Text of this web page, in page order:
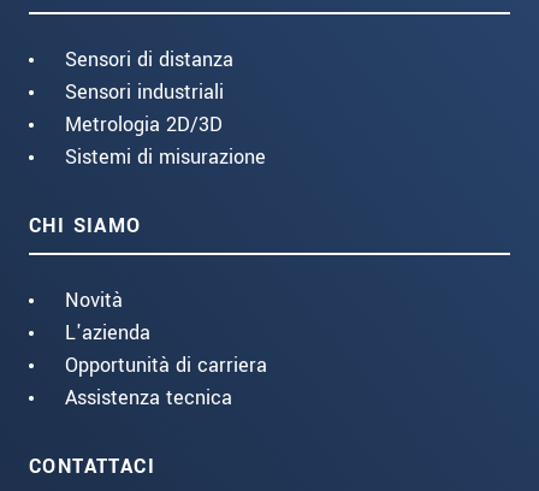
Sensori di distanza
Sensori industriali
Metrologia 2D/3D
Sistemi di misurazione
CHI SIAMO
Novità
L'azienda
Opportunità di carriera
Assistenza tecnica
CONTATTACI